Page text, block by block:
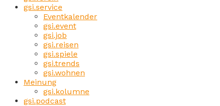
gsi.service
Eventkalender
gsi.event
gsi.job
gsi.reisen
gsi.spiele
gsi.trends
gsi.wohnen
Meinung
gsi.kolumne
gsi.podcast